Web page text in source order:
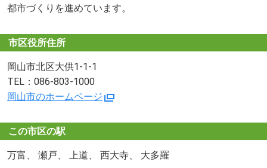
都市づくりを進めています。
市区役所住所
岡山市北区大供1-1-1
TEL：086-803-1000
岡山市のホームページ
この市区の駅
万富、 瀬戸、 上道、 西大寺、 大多羅